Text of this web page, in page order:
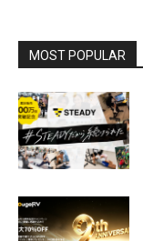
MOST POPULAR